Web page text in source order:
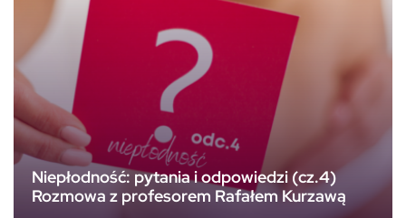
Niepłodność: pytania i odpowiedzi (cz.4)
Rozmowa z profesorem Rafałem Kurzawą